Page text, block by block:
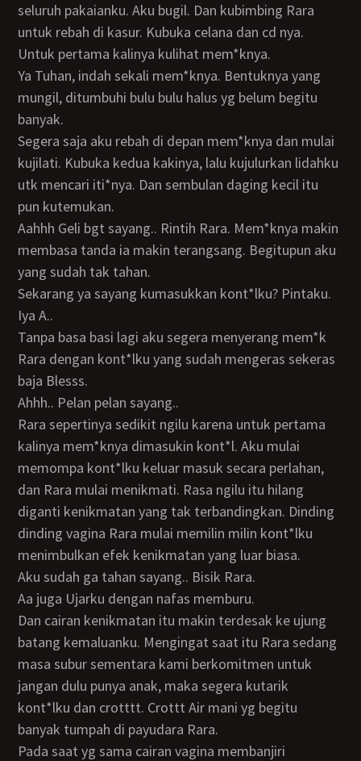
seluruh pakaianku. Aku bugil. Dan kubimbing Rara
untuk rebah di kasur. Kubuka celana dan cd nya.
Untuk pertama kalinya kulihat mem*knya.
Ya Tuhan, indah sekali mem*knya. Bentuknya yang
mungil, ditumbuhi bulu bulu halus yg belum begitu
banyak.
Segera saja aku rebah di depan mem*knya dan mulai
kujilati. Kubuka kedua kakinya, lalu kujulurkan lidahku
utk mencari iti*nya. Dan sembulan daging kecil itu
pun kutemukan.
Aahhh Geli bgt sayang.. Rintih Rara. Mem*knya makin
membasa tanda ia makin terangsang. Begitupun aku
yang sudah tak tahan.
Sekarang ya sayang kumasukkan kont*lku? Pintaku.
Iya A..
Tanpa basa basi lagi aku segera menyerang mem*k
Rara dengan kont*lku yang sudah mengeras sekeras
baja Blesss.
Ahhh.. Pelan pelan sayang..
Rara sepertinya sedikit ngilu karena untuk pertama
kalinya mem*knya dimasukin kont*l. Aku mulai
memompa kont*lku keluar masuk secara perlahan,
dan Rara mulai menikmati. Rasa ngilu itu hilang
diganti kenikmatan yang tak terbandingkan. Dinding
dinding vagina Rara mulai memilin milin kont*lku
menimbulkan efek kenikmatan yang luar biasa.
Aku sudah ga tahan sayang.. Bisik Rara.
Aa juga Ujarku dengan nafas memburu.
Dan cairan kenikmatan itu makin terdesak ke ujung
batang kemaluanku. Mengingat saat itu Rara sedang
masa subur sementara kami berkomitmen untuk
jangan dulu punya anak, maka segera kutarik
kont*lku dan crotttt. Crottt Air mani yg begitu
banyak tumpah di payudara Rara.
Pada saat yg sama cairan vagina membanjiri